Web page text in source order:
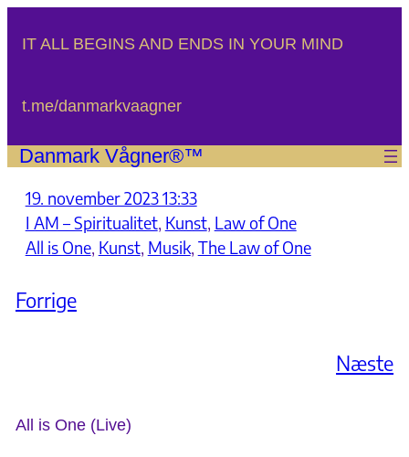
IT ALL BEGINS AND ENDS IN YOUR MIND
t.me/danmarkvaagner
Danmark Vågner®™
19. november 2023 13:33
I AM – Spiritualitet, Kunst, Law of One
All is One, Kunst, Musik, The Law of One
Forrige
Næste
All is One (Live)